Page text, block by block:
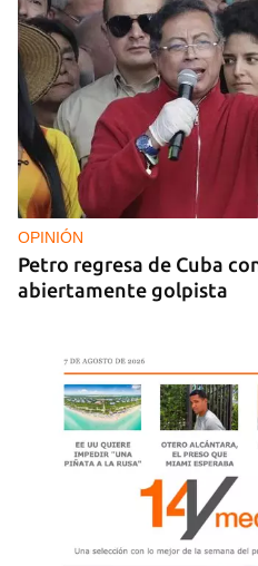
FOTO DEL DÍA
Lluvia para beber, agua
día
OPINIÓN
Petro regresa de Cuba
abiertamente golpista